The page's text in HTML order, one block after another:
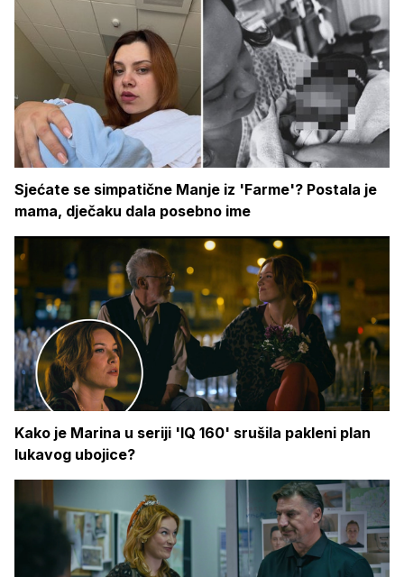
Sjećate se simpatične Manje iz 'Farme'? Postala je
mama, dječaku dala posebno ime
Kako je Marina u seriji 'IQ 160' srušila pakleni plan
lukavog ubojice?